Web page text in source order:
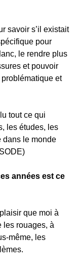
savoir s’il existait
pour
le rendre plus
et pouvoir
et
tout ce qui
les études, les
dans le monde
années est ce
que moi à
les rouages, à
même, les